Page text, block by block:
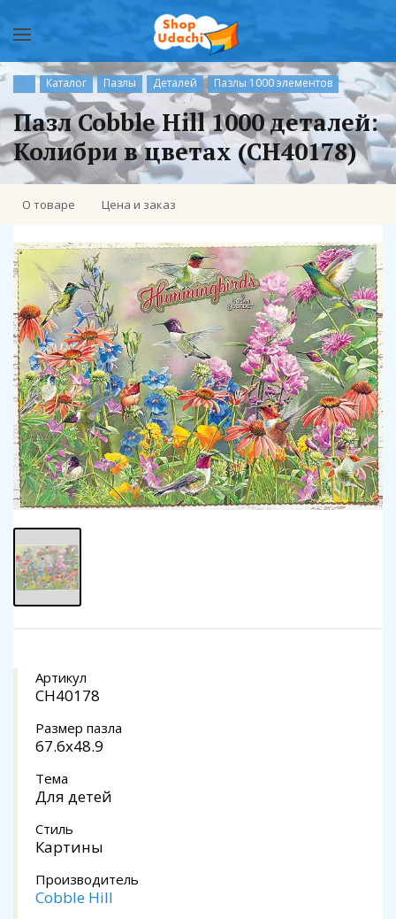
Каталог Пазлы Деталей Пазлы 1000 элементов
Пазл Cobble Hill 1000 деталей:
Колибри в цветах (CH40178)
О товаре Цена и заказ
Артикул
CH40178
Размер пазла
67.6x48.9
Тема
Для детей
Стиль
Картины
Производитель
Cobble Hill